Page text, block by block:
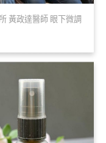
黃政達醫師 眼下微調